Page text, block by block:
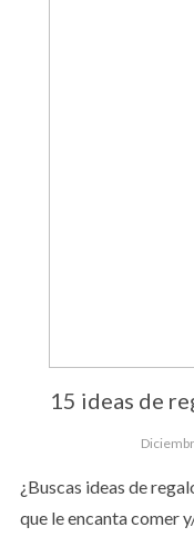
15 ideas de
¿Buscas ideas de
que le encanta comer